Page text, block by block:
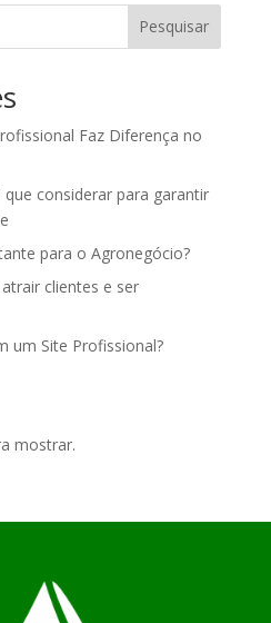
Pesquisar
Faz Diferença no
considerar para garantir
para o Agronegócio?
clientes e ser
um Site Profissional?
mostrar.